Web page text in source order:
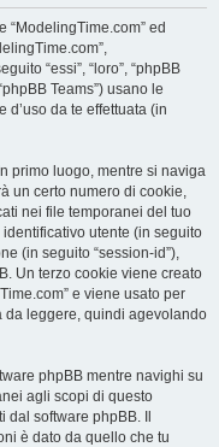
ed
“essi”, “loro”, “phpBB
Teams”) usano le
da te effettuata (in
primo luogo, mentre si naviga
un certo numero di cookie,
nei file temporanei del tuo
utente (in seguito
(in seguito “session-id”),
Un terzo cookie viene creato
e viene usato per
da leggere, quindi agevolando
phpBB mentre navighi su
agli scopi di questo
software phpBB. Il
è dato da quello che tu